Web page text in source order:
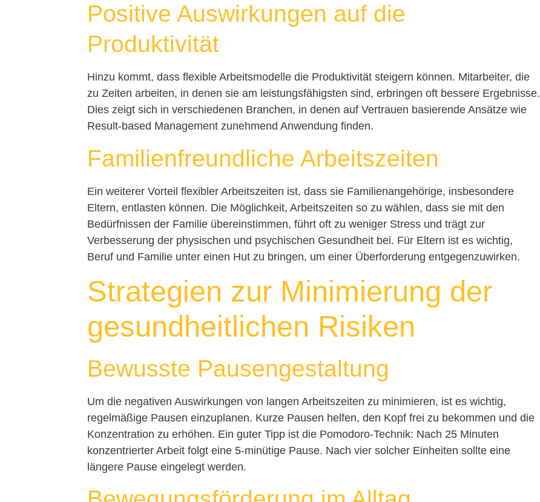
Positive Auswirkungen auf die
Produktivität
Hinzu kommt, dass flexible Arbeitsmodelle die Produktivität steigern können. Mitarbeiter, die
zu Zeiten arbeiten, in denen sie am leistungsfähigsten sind, erbringen oft bessere Ergebnisse.
Dies zeigt sich in verschiedenen Branchen, in denen auf Vertrauen basierende Ansätze wie
Result-based Management zunehmend Anwendung finden.
Familienfreundliche Arbeitszeiten
Ein weiterer Vorteil flexibler Arbeitszeiten ist, dass sie Familienangehörige, insbesondere
Eltern, entlasten können. Die Möglichkeit, Arbeitszeiten so zu wählen, dass sie mit den
Bedürfnissen der Familie übereinstimmen, führt oft zu weniger Stress und trägt zur
Verbesserung der physischen und psychischen Gesundheit bei. Für Eltern ist es wichtig,
Beruf und Familie unter einen Hut zu bringen, um einer Überforderung entgegenzuwirken.
Strategien zur Minimierung der
gesundheitlichen Risiken
Bewusste Pausengestaltung
Um die negativen Auswirkungen von langen Arbeitszeiten zu minimieren, ist es wichtig,
regelmäßige Pausen einzuplanen. Kurze Pausen helfen, den Kopf frei zu bekommen und die
Konzentration zu erhöhen. Ein guter Tipp ist die Pomodoro-Technik: Nach 25 Minuten
konzentrierter Arbeit folgt eine 5-minütige Pause. Nach vier solcher Einheiten sollte eine
längere Pause eingelegt werden.